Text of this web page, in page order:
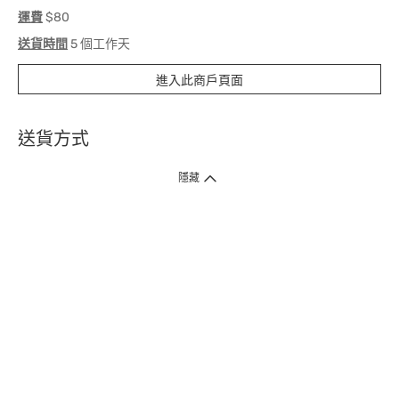
運費$80
送貨時間 5 個工作天
進入此商戶頁面
送貨方式
1. 送貨到府（受衛生署條例規管產品除外 ）
隱藏